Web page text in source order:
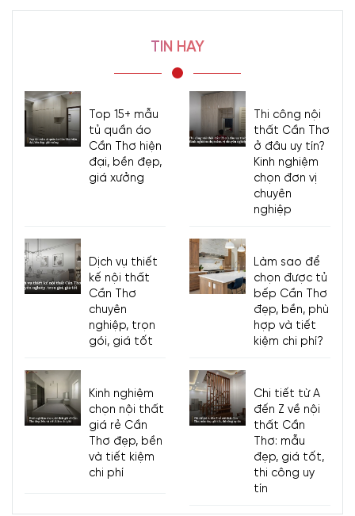
TIN HAY
Top 15+ mẫu
tủ quần áo
Cần Thơ hiện
đại, bền đẹp,
giá xưởng
Thi công nội
thất Cần Thơ
ở đâu uy tín?
Kinh nghiệm
chọn đơn vị
chuyên
nghiệp
Dịch vụ thiết
kế nội thất
Cần Thơ
chuyên
nghiệp, trọn
gói, giá tốt
Làm sao để
chọn được tủ
bếp Cần Thơ
đẹp, bền, phù
hợp và tiết
kiệm chi phí?
Kinh nghiệm
chọn nội thất
giá rẻ Cần
Thơ đẹp, bền
và tiết kiệm
chi phí
Chi tiết từ A
đến Z về nội
thất Cần
Thơ: mẫu
đẹp, giá tốt,
thi công uy
tín